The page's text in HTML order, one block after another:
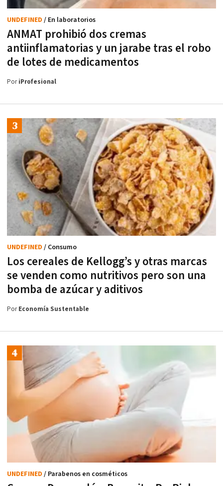
ANMAT prohibió dos cremas
antiinflamatorias y un jarabe tras el robo
de lotes de medicamentos
UNDEFINED / En laboratorios
PoriProfesional
Los cereales de Kellogg’s y otras marcas
se venden como nutritivos pero son una
bomba de azúcar y aditivos
UNDEFINED / Consumo
PorEconomía Sustentable
UNDEFINED / Parabenos en cosméticos